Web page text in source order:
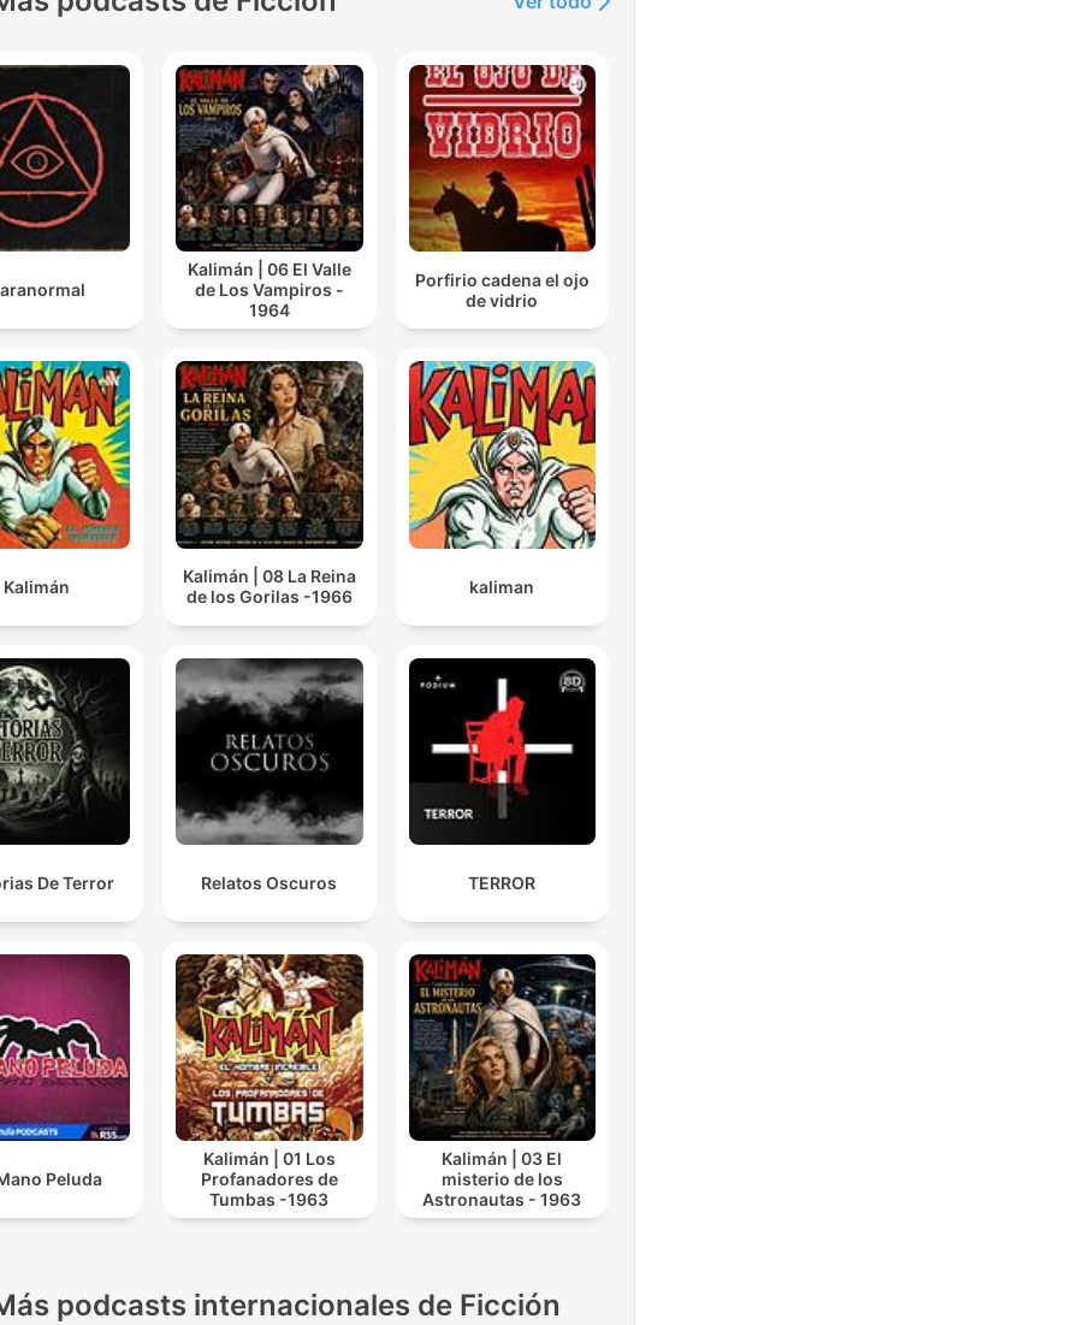
Kalimán | 06 El Valle
de Los Vampiros -
1964
Porfirio cadena el ojo
de vidrio
Kalimán
Kalimán | 08 La Reina
de los Gorilas -1966
kaliman
De Terror Relatos Oscuros TERROR
Peluda
Kalimán | 01 Los
Profanadores de
Tumbas -1963
Kalimán | 03 El
misterio de los
Astronautas - 1963
podcasts internacionales de Ficción